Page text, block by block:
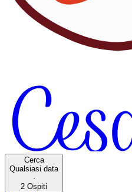
Cerca
Qualsiasi data
·
2 Ospiti